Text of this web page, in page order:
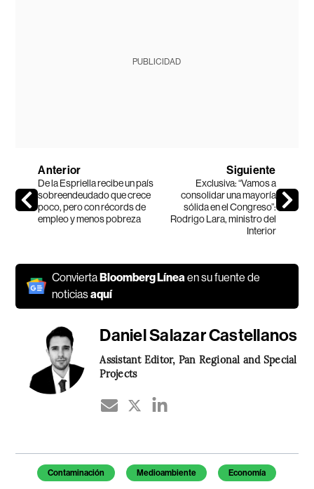
PUBLICIDAD
Anterior
De la Espriella recibe un país
sobreendeudado que crece
poco, pero con récords de
empleo y menos pobreza
Siguiente
Exclusiva: “Vamos a
consolidar una mayoría
sólida en el Congreso”:
Rodrigo Lara, ministro del
Interior
ConviertaBloomberg Línea en su fuente de
noticiasaquí
Daniel Salazar Castellanos
Assistant Editor, Pan Regional and Special
Projects
Temas de este artículo
Contaminación Medioambiente Economía